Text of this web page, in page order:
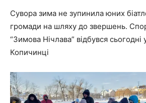
Сувора зима не зупинила юних
громади на шляху до звершень.
“Зимова Нічлава” відбувся сьогодні
Копичинці